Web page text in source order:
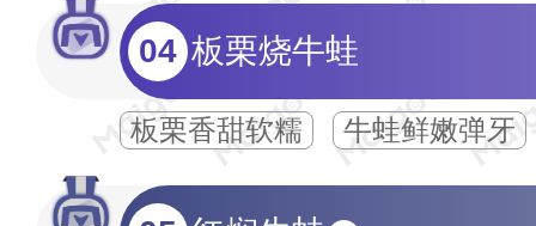
04 板栗烧牛蛙
板栗香甜软糯 牛蛙鲜嫩弹牙